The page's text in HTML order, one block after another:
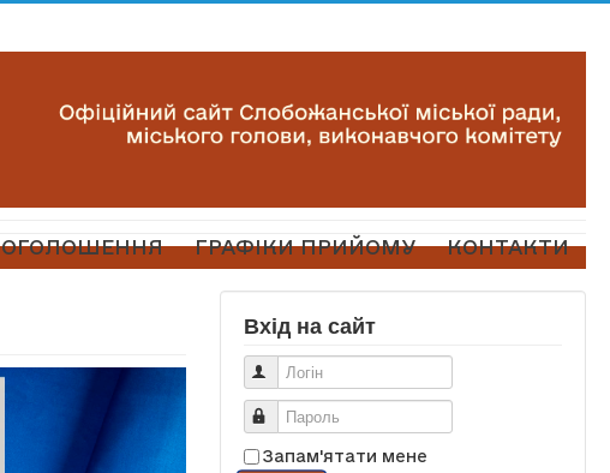
ОГОЛОШЕННЯ ГРАФІКИ ПРИЙОМУ КОНТАКТИ
Вхід на сайт
Логін
Пароль
Запам'ятати мене